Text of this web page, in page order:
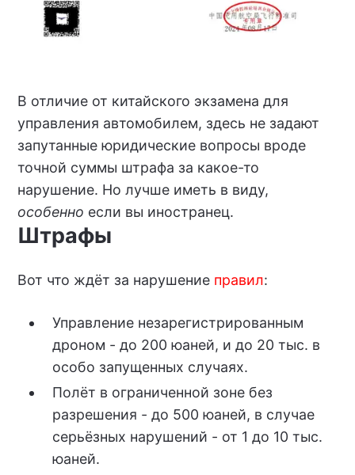
В отличие от китайского экзамена для
управления автомобилем, здесь не задают
запутанные юридические вопросы вроде
точной суммы штрафа за какое-то
нарушение. Но лучше иметь в виду,
особенно если вы иностранец.
Штрафы
Вот что ждёт за нарушение правил:
Управление незарегистрированным
дроном - до 200 юаней, и до 20 тыс. в
особо запущенных случаях.
Полёт в ограниченной зоне без
разрешения - до 500 юаней, в случае
серьёзных нарушений - от 1 до 10 тыс.
юаней.